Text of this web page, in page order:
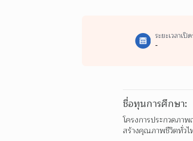
ระยะเวลาเปิ
-
ชื่อทุนการศึกษา:
โครงการประกวดภ
สร้างคุณภาพชีวิตทั่ว